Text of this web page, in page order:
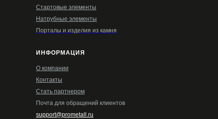
Стартовые элементы
Натрубные элементы
Порталы и изделия из камня
ИНФОРМАЦИЯ
О компании
Контакты
Стать партнером
Почта для обращений клиентов
support@prometall.ru